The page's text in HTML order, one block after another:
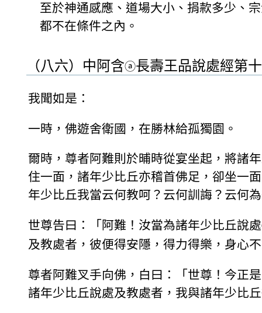
至於神通感應、道場大小、捐款多少、
都不在條件之內。
（八六）中阿含ⓐ長壽王品說處經第
我聞如是：
一時，佛遊舍衛國，在勝林給孤獨園。
爾時，尊者阿難則於晡時從宴坐起，將諸
住一面，諸年少比丘亦稽首佛足，卻坐一
年少比丘我當云何教呵？云何訓誨？云何
世尊告曰：「阿難！汝當為諸年少比丘說處
及教處者，彼便得安隱，得力得樂，身心
尊者阿難叉手向佛，白曰：「世尊！今正
諸年少比丘說處及教處者，我與諸年少比